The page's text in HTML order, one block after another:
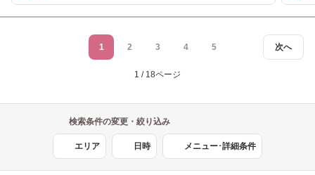
次へ
1 2 3 4 5
1 / 18ページ
検索条件の変更・絞り込み
エリア 日時 メニュー･詳細条件